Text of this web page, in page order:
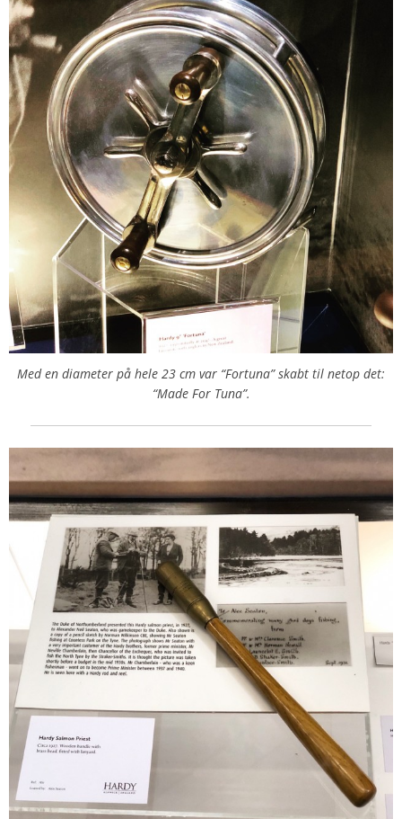
Med en diameter på hele 23 cm var “Fortuna” skabt til netop det:
“Made For Tuna”.